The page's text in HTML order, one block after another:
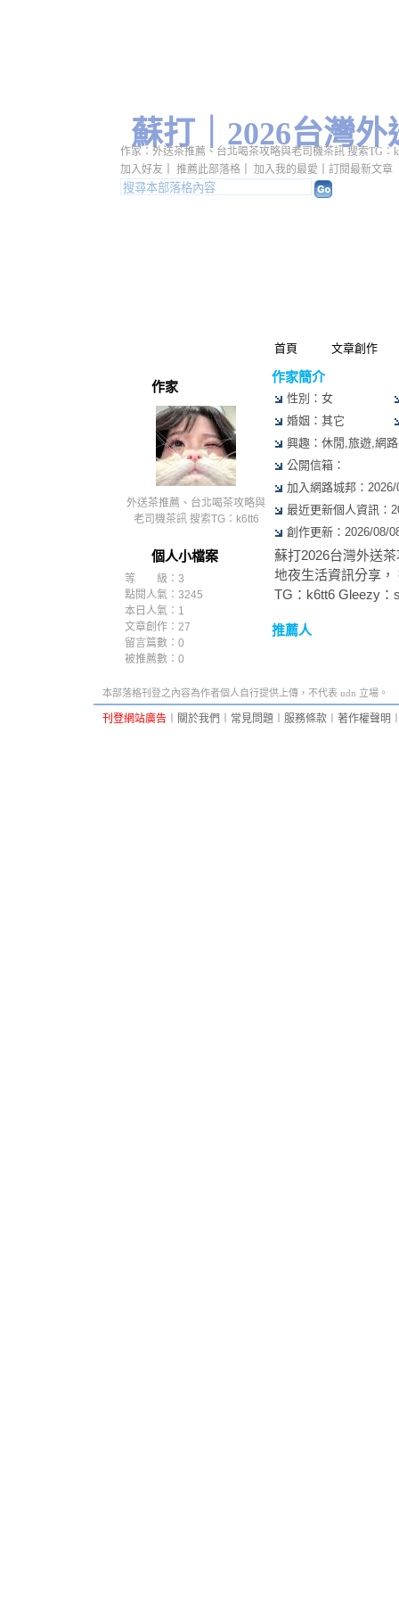
蘇打｜2026台灣
首頁 文章創作
加入好友 推薦此部落格 加入我的最愛 訂閱最新文章
作家：外送茶推薦、台北喝茶攻略與老司機茶訊 搜索TG：
作家
外送茶推薦、台北喝茶攻略與
老司機茶訊 搜索TG：k6tt6
個人小檔案
等 級：3
點閱人氣：3245
本日人氣：1
文章創作：27
留言篇數：0
被推薦數： 0
作家簡介
性別：女
婚姻：其它
興趣：休閒,旅遊,網
公開信箱：
加入網路城邦：
最近更新個人資訊：
創作更新：2026/08/
蘇打2026台灣外送
地夜生活資訊分享
TG：k6tt6 Gleezy：
推薦人
本部落格刊登之內容為作者個人自行提供上傳，不代表 udn 立場。
刊登網站廣告 關於我們 常見問題 服務條款 著作權聲明